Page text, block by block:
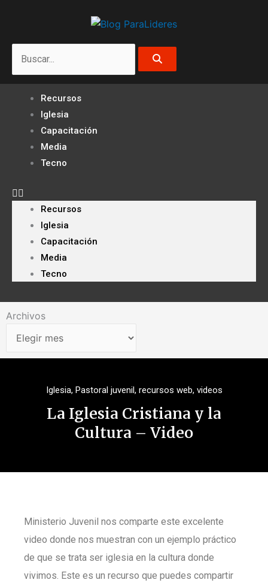
Recursos
Iglesia
Capacitación
Media
Tecno
Recursos
Iglesia
Capacitación
Media
Tecno
Archivos
Archivos
Iglesia, Pastoral juvenil, recursos web, videos
La Iglesia Cristiana y la
Cultura – Video
Ministerio Juvenil nos comparte este excelente
video donde nos muestran con un ejemplo práctico
de que se trata ser iglesia en la cultura donde
vivimos. Este es un recurso que puedes compartir